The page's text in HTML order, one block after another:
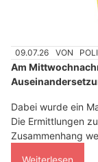
09.07.26 VON
Am
Dabei wurde ein
Die Ermittlungen
Zusammenhang